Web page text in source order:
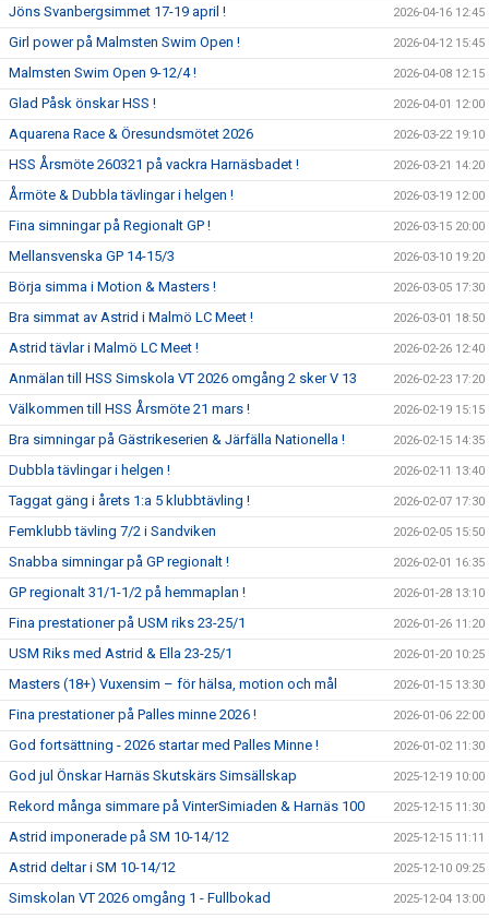
Jöns Svanbergsimmet 17-19 april ! 2026-04-16 12:45
Girl power på Malmsten Swim Open ! 2026-04-12 15:45
Malmsten Swim Open 9-12/4 ! 2026-04-08 12:15
Glad Påsk önskar HSS ! 2026-04-01 12:00
Aquarena Race & Öresundsmötet 2026 2026-03-22 19:10
HSS Årsmöte 260321 på vackra Harnäsbadet ! 2026-03-21 14:20
Årmöte & Dubbla tävlingar i helgen ! 2026-03-19 12:00
Fina simningar på Regionalt GP ! 2026-03-15 20:00
Mellansvenska GP 14-15/3 2026-03-10 19:20
Börja simma i Motion & Masters ! 2026-03-05 17:30
Bra simmat av Astrid i Malmö LC Meet ! 2026-03-01 18:50
Astrid tävlar i Malmö LC Meet ! 2026-02-26 12:40
Anmälan till HSS Simskola VT 2026 omgång 2 sker V 13 2026-02-23 17:20
Välkommen till HSS Årsmöte 21 mars ! 2026-02-19 15:15
Bra simningar på Gästrikeserien & Järfälla Nationella ! 2026-02-15 14:35
Dubbla tävlingar i helgen ! 2026-02-11 13:40
Taggat gäng i årets 1:a 5 klubbtävling ! 2026-02-07 17:30
Femklubb tävling 7/2 i Sandviken 2026-02-05 15:50
Snabba simningar på GP regionalt ! 2026-02-01 16:35
GP regionalt 31/1-1/2 på hemmaplan ! 2026-01-28 13:10
Fina prestationer på USM riks 23-25/1 2026-01-26 11:20
USM Riks med Astrid & Ella 23-25/1 2026-01-20 10:25
Masters (18+) Vuxensim – för hälsa, motion och mål 2026-01-15 13:30
Fina prestationer på Palles minne 2026 ! 2026-01-06 22:00
God fortsättning - 2026 startar med Palles Minne ! 2026-01-02 11:30
God jul Önskar Harnäs Skutskärs Simsällskap 2025-12-19 10:00
Rekord många simmare på VinterSimiaden & Harnäs 100 2025-12-15 11:30
Astrid imponerade på SM 10-14/12 2025-12-15 11:11
Astrid deltar i SM 10-14/12 2025-12-10 09:25
Simskolan VT 2026 omgång 1 - Fullbokad 2025-12-04 13:00